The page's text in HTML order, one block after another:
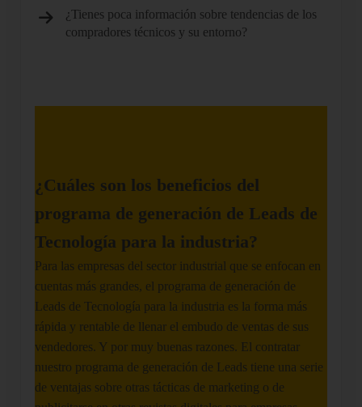
¿Tienes poca información sobre tendencias de los
compradores técnicos y su entorno?
¿Cuáles son los beneficios del
programa de generación de Leads de
Tecnología para la industria?
Para las empresas del sector industrial que se enfocan en
cuentas más grandes, el programa de generación de
Leads de Tecnología para la industria es la forma más
rápida y rentable de llenar el embudo de ventas de sus
vendedores. Y por muy buenas razones. El contratar
nuestro programa de generación de Leads tiene una serie
de ventajas sobre otras tácticas de marketing o de